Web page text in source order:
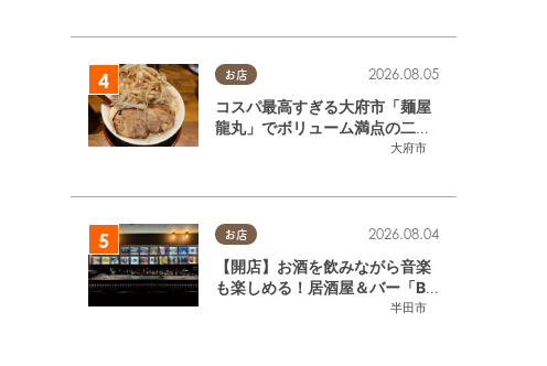
お店
大府市
2026.08.05
コスパ最高すぎる大府市「麺屋
龍丸」でボリューム満点の二郎
系ラーメンを堪能してきた
お店
半田市
2026.08.04
【開店】お酒を飲みながら音楽
も楽しめる！居酒屋＆バー「BL
OOMY (ブルーミー)」が7/3